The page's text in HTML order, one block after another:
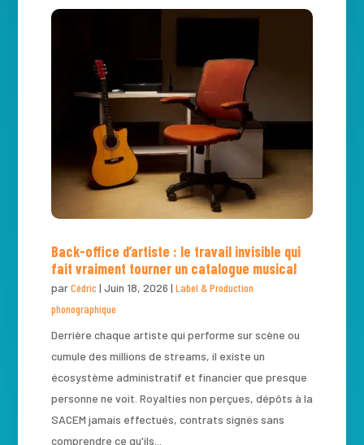
Back-office d’artiste : le travail invisible qui
fait vraiment tourner un catalogue musical
parCédric| Juin 18, 2026 | Label & Production
phonographique
Derrière chaque artiste qui performe sur scène ou
cumule des millions de streams, il existe un
écosystème administratif et financier que presque
personne ne voit. Royalties non perçues, dépôts à la
SACEM jamais effectués, contrats signés sans
comprendre ce qu'ils...